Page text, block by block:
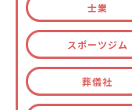
士業
スポーツジム
葬儀社